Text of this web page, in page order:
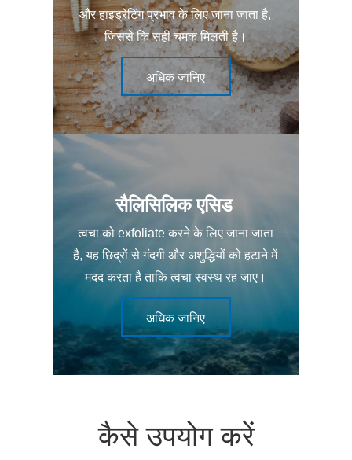
और हाइड्रेटिंग प्रभाव के लिए जाना जाता है,
जिससे कि सही चमक मिलती है।
अधिक जानिए
सैलिसिलिक एसिड
त्वचा को exfoliate करने के लिए जाना जाता
है, यह छिद्रों से गंदगी और अशुद्धियों को हटाने में
मदद करता है ताकि त्वचा स्वस्थ रह जाए।
अधिक जानिए
कैसे उपयोग करें